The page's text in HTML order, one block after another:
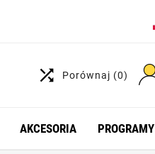
 Porównaj (0)
AKCESORIA PROGRAMY